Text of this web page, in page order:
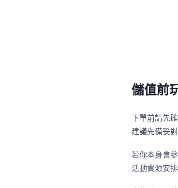
儲值前
下單前請先
建議先備妥
若你本身會
活動資源安